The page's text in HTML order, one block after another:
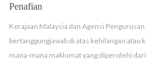
Penafian
Kerajaan Malaysia dan Agensi
bertanggungjawab di atas kehilangan atau
mana-mana maklumat yang diperolehi